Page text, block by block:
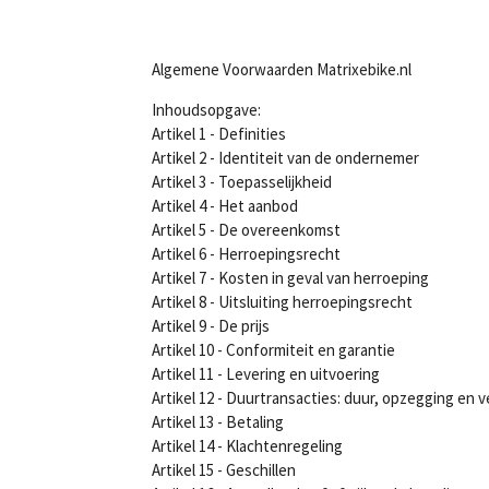
Algemene Voorwaarden Matrixebike.nl
Inhoudsopgave:
Artikel 1 - Definities
Artikel 2 - Identiteit van de ondernemer
Artikel 3 - Toepasselijkheid
Artikel 4 - Het aanbod
Artikel 5 - De overeenkomst
Artikel 6 - Herroepingsrecht
Artikel 7 - Kosten in geval van herroeping
Artikel 8 - Uitsluiting herroepingsrecht
Artikel 9 - De prijs
Artikel 10 - Conformiteit en garantie
Artikel 11 - Levering en uitvoering
Artikel 12 - Duurtransacties: duur, opzegging en
Artikel 13 - Betaling
Artikel 14 - Klachtenregeling
Artikel 15 - Geschillen